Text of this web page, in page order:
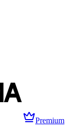
Premium